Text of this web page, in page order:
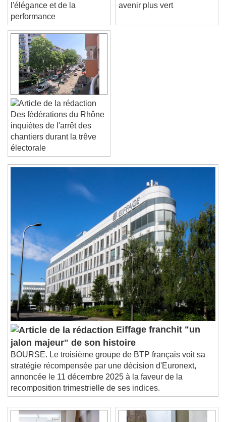
Text Edge Style
Font Family
Reset
Done
Close Modal Dialog
End of dialog window.
l'élégance et de la
performance
Des fédérations du Rhône
inquiètes de l'arrêt des
chantiers durant la trêve
électorale
Eiffage franchit "un
jalon majeur" de son histoire
BOURSE. Le troisième groupe de BTP français voit sa
stratégie récompensée par une décision d'Euronext,
annoncée le 11 décembre 2025 à la faveur de la
recomposition trimestrielle de ses indices.